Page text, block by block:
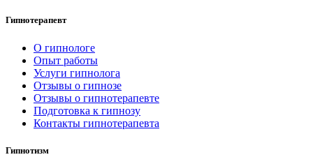
Гипнотерапевт
О гипнологе
Опыт работы
Услуги гипнолога
Отзывы о гипнозе
Отзывы о гипнотерапевте
Подготовка к гипнозу
Контакты гипнотерапевта
Гипнотизм